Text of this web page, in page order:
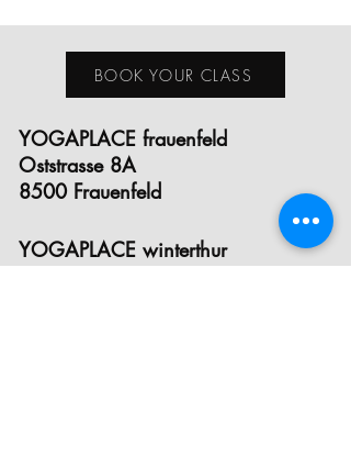
BOOK YOUR CLASS
YOGAPLACE frauenfeld
Oststrasse 8A
8500 Frauenfeld
YOGAPLACE winterthur